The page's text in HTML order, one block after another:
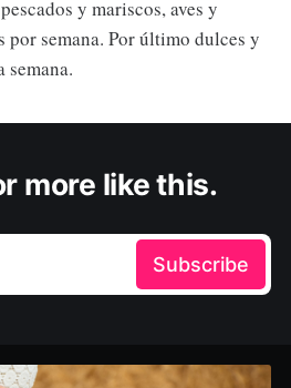
y mariscos, aves y
por semana. Por último dulces y
semana.
more like this.
Subscribe